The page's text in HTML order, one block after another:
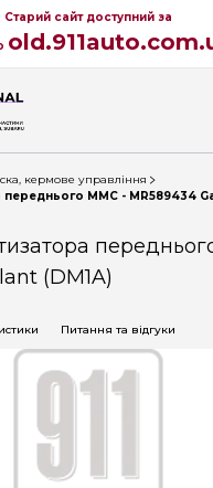
Старий сайт доступний за
кермове управління
MMC - MR589434
(DM1A)
Питання та відгуки